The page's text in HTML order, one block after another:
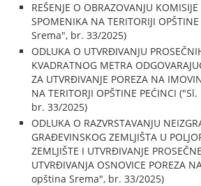
REŠENJE O OBRAZOVANJU KOMISIJE
SPOMENIKA NA TERITORIJI
Srema", br. 33/2025)
ODLUKA O UTVRĐIVANJU
KVADRATNOG METRA
ZA UTVRĐIVANJE POREZA NA
NA TERITORJI OPŠTINE PEĆINCI
br. 33/2025)
ODLUKA O RAZVRSTAVANJU
GRAĐEVINSKOG ZEMLJIŠTA U
ZEMLJIŠTE I UTVRĐIVANJE
UTVRĐIVANJA OSNOVICE POREZA
opština Srema", br. 33/2025)